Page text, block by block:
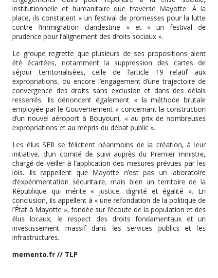
institutionnelle et humanitaire que traverse Mayotte. À la
place, ils constatent « un festival de promesses pour la lutte
contre l’immigration clandestine » et « un festival de
prudence pour l’alignement des droits sociaux ».
Le groupe regrette que plusieurs de ses propositions aient
été écartées, notamment la suppression des cartes de
séjour territorialisées, celle de l’article 19 relatif aux
expropriations, ou encore l’engagement d’une trajectoire de
convergence des droits sans exclusion et dans des délais
resserrés. Ils dénoncent également « la méthode brutale
employée par le Gouvernement » concernant la construction
d’un nouvel aéroport à Bouyouni, « au prix de nombreuses
expropriations et au mépris du débat public ».
Les élus SER se félicitent néanmoins de la création, à leur
initiative, d’un comité de suivi auprès du Premier ministre,
chargé de veiller à l’application des mesures prévues par les
lois. Ils rappellent que Mayotte n’est pas un laboratoire
d’expérimentation sécuritaire, mais bien un territoire de la
République qui mérite « justice, dignité et égalité ». En
conclusion, ils appellent à « une refondation de la politique de
l’État à Mayotte », fondée sur l’écoute de la population et des
élus locaux, le respect des droits fondamentaux et un
investissement massif dans les services publics et les
infrastructures.
memento.fr // TLP